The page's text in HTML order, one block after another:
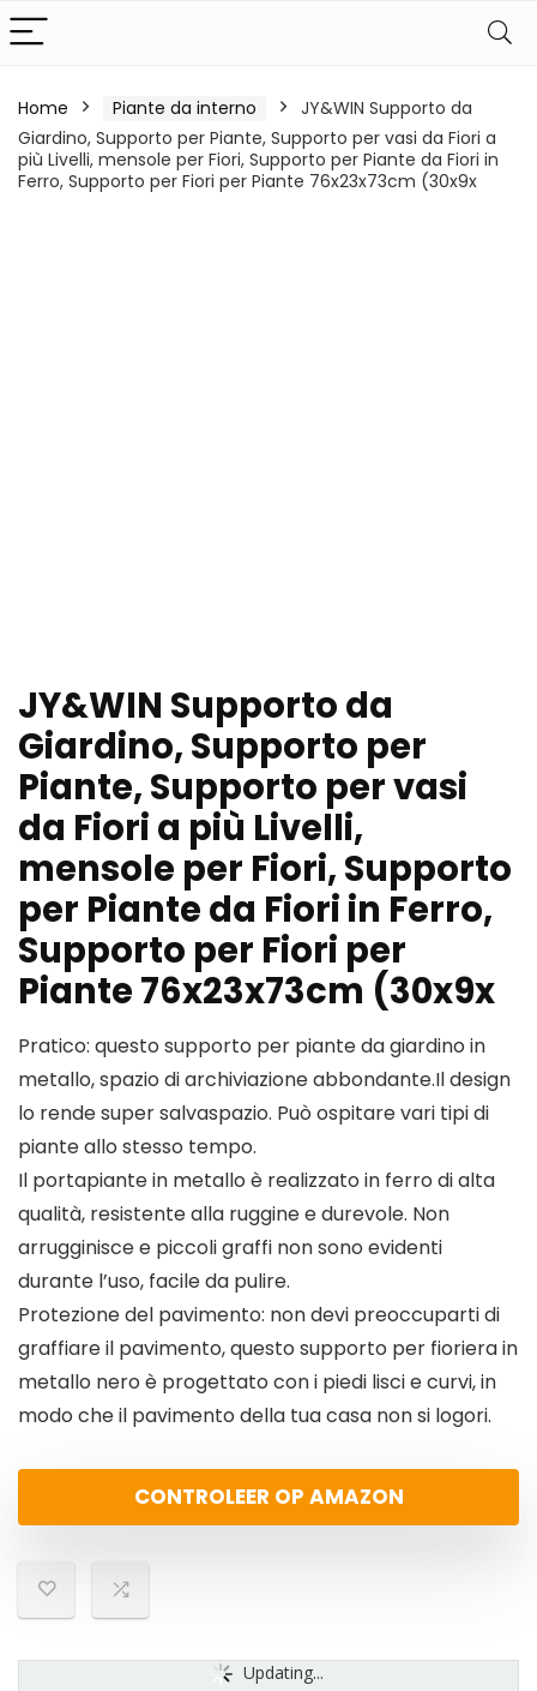
Home Piante da interno
JY&WIN Supporto da
Giardino, Supporto per Piante, Supporto per vasi da Fiori a
più Livelli, mensole per Fiori, Supporto per Piante da Fiori in
Ferro, Supporto per Fiori per Piante 76x23x73cm (30x9x
JY&WIN Supporto da
Giardino, Supporto per
Piante, Supporto per vasi
da Fiori a più Livelli,
mensole per Fiori, Supporto
per Piante da Fiori in Ferro,
Supporto per Fiori per
Piante 76x23x73cm (30x9x
Pratico: questo supporto per piante da giardino in
metallo, spazio di archiviazione abbondante.Il design
lo rende super salvaspazio. Può ospitare vari tipi di
piante allo stesso tempo.
Il portapiante in metallo è realizzato in ferro di alta
qualità, resistente alla ruggine e durevole. Non
arrugginisce e piccoli graffi non sono evidenti
durante l’uso, facile da pulire.
Protezione del pavimento: non devi preoccuparti di
graffiare il pavimento, questo supporto per fioriera in
metallo nero è progettato con i piedi lisci e curvi, in
modo che il pavimento della tua casa non si logori.
CONTROLEER OP AMAZON
Updating...